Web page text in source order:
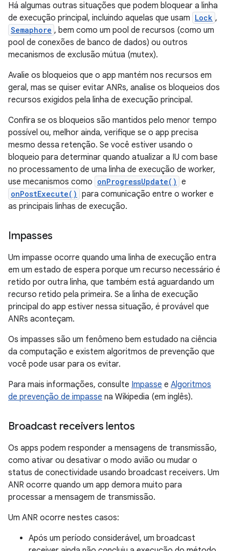
Há algumas outras situações que podem bloquear a linha
de execução principal, incluindo aquelas que usam Lock ,
Semaphore , bem como um pool de recursos (como um
pool de conexões de banco de dados) ou outros
mecanismos de exclusão mútua (mutex).
Avalie os bloqueios que o app mantém nos recursos em
geral, mas se quiser evitar ANRs, analise os bloqueios dos
recursos exigidos pela linha de execução principal.
Confira se os bloqueios são mantidos pelo menor tempo
possível ou, melhor ainda, verifique se o app precisa
mesmo dessa retenção. Se você estiver usando o
bloqueio para determinar quando atualizar a IU com base
no processamento de uma linha de execução de worker,
use mecanismos como onProgressUpdate() e
onPostExecute() para comunicação entre o worker e
as principais linhas de execução.
Impasses
Um impasse ocorre quando uma linha de execução entra
em um estado de espera porque um recurso necessário é
retido por outra linha, que também está aguardando um
recurso retido pela primeira. Se a linha de execução
principal do app estiver nessa situação, é provável que
ANRs aconteçam.
Os impasses são um fenômeno bem estudado na ciência
da computação e existem algoritmos de prevenção que
você pode usar para os evitar.
Para mais informações, consulte Impasse e Algoritmos
de prevenção de impasse na Wikipedia (em inglês).
Broadcast receivers lentos
Os apps podem responder a mensagens de transmissão,
como ativar ou desativar o modo avião ou mudar o
status de conectividade usando broadcast receivers. Um
ANR ocorre quando um app demora muito para
processar a mensagem de transmissão.
Um ANR ocorre nestes casos:
Após um período considerável, um broadcast